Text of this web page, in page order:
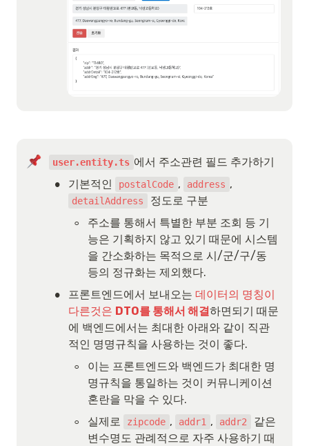
user.entity.ts 에서 주소관련 필드 추가하기
• 기본적인 postalCode , address
detailAddress 정도로 구분
◦
주소를 통해서 특별한 부분 조회 등 기
능은 기획하지 않고 있기 때문에 시스템
을 간소화하는 목적으로 시/군/구/동
등의 정규화는 제외했다.
• 프론트엔드에서 보내오는 데이터의 명칭이
다른것은 DTO를 통해서 해결하면되기 때문
에 백엔드에서는 최대한 아래와 같이 직관
적인 명명규칙을 사용하는 것이 좋다.
◦
이는 프론트엔드와 백엔드가 최대한 명
명규칙을 통일하는 것이 커뮤니케이션
혼란을 막을 수 있다.
◦ 실제로 zipcode , addr1 , addr2
같은
변수명도 관례적으로 자주 사용하기 때